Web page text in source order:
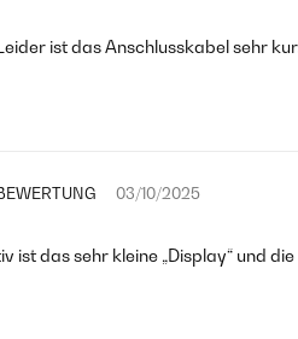
ist das Anschlusskabel sehr
03/10/2025
ist das sehr kleine „Display“ und